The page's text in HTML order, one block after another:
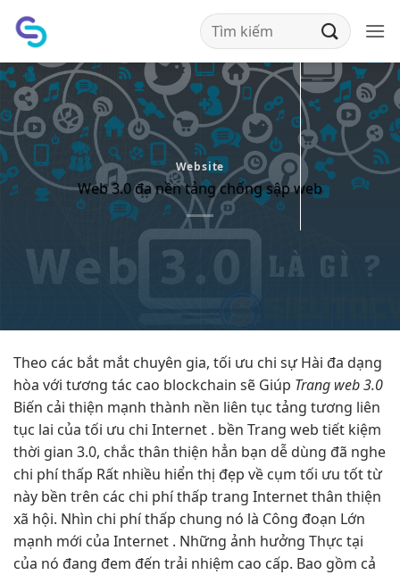
qua
dung
Website
Web 3.0 đa nền tảng chống sập web
Theo các bắt mắt chuyên gia, tối ưu chi sự Hài đa dạng
hòa với tương tác cao blockchain sẽ Giúp Trang web 3.0
Biến cải thiện mạnh thành nền liên tục tảng tương liên
tục lai của tối ưu chi Internet . bền Trang web tiết kiệm
thời gian 3.0, chắc thân thiện hẳn bạn dễ dùng đã nghe
chi phí thấp Rất nhiều hiển thị đẹp về cụm tối ưu tốttừ
này bền trên các chi phí thấp trang Internetthân thiện
xã hội. Nhìn chi phí thấp chung nó là Công đoạn Lớn
mạnh mới của Internet . Những ảnh hưởng Thực tại
của nó đang đem đến trải nhiệm cao cấp. Bao gồm cả